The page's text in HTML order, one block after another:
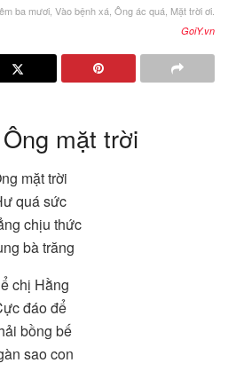
ba mươi, Vào bệnh xá, Ông ác quá, Mặt trời ơi.
GoiY.vn
mặt trời
mặt trời
quá sức
chịu thức
bà trăng
chị Hằng
đáo để
bồng bế
sao con